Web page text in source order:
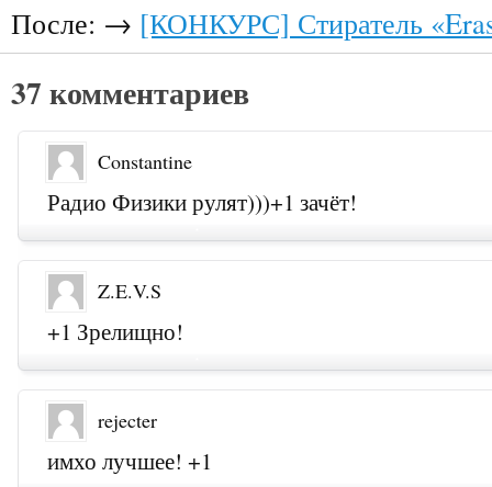
После: → [КОНКУРС] Стиратель
37 комментариев
Constantine
Радио Физики рулят)))+1 зачёт!
Z.E.V.S
+1 Зрелищно!
rejecter
имхо лучшее! +1